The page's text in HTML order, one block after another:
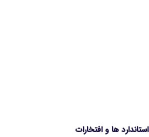
استاندارد ها و افتخارات